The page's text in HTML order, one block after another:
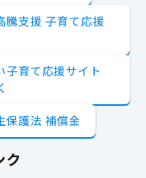
騰支援 子育て応援
子育て応援サイト
保護法 補償金
ク